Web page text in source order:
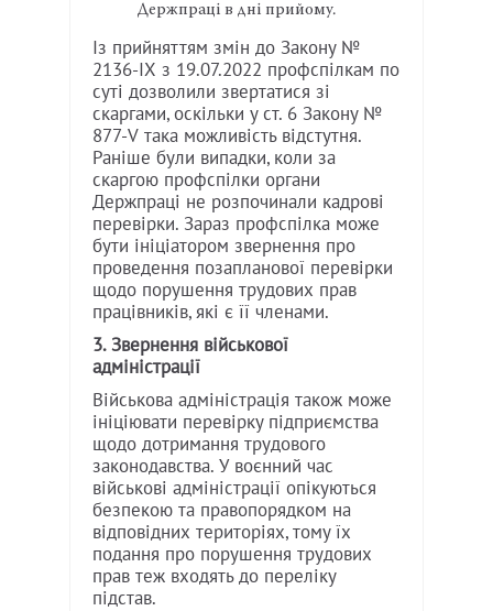
Держпраці в дні прийому.
Із прийняттям змін до Закону №
2136-IX з 19.07.2022 профспілкам по
суті дозволили звертатися зі
скаргами, оскільки у ст. 6 Закону №
877-V така можливість відстутня.
Раніше були випадки, коли за
скаргою профспілки органи
Держпраці не розпочинали кадрові
перевірки. Зараз профспілка може
бути ініціатором звернення про
проведення позапланової перевірки
щодо порушення трудових прав
працівників, які є її членами.
3. Звернення військової
адміністрації
Військова адміністрація також може
ініціювати перевірку підприємства
щодо дотримання трудового
законодавства. У воєнний час
військові адміністрації опікуються
безпекою та правопорядком на
відповідних територіях, тому їх
подання про порушення трудових
прав теж входять до переліку
підстав.